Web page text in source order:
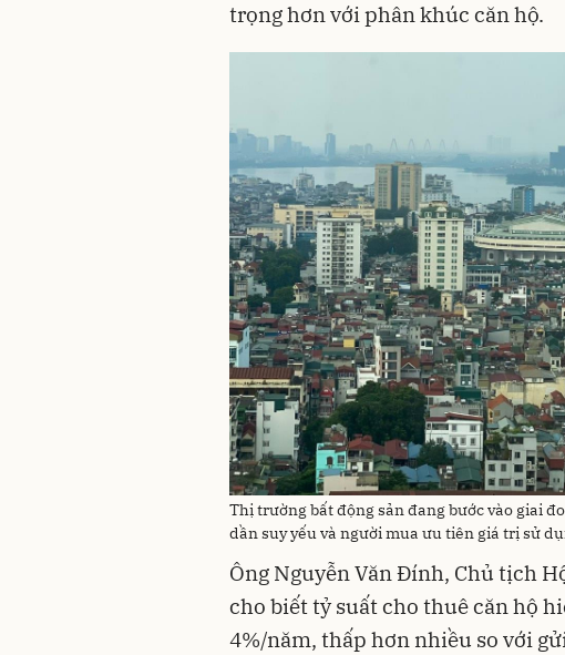
trọng hơn với phân khúc căn hộ.
Thị trường bất động sản đang bước vào giai
dần suy yếu và người mua ưu tiên giá trị sử
Ông Nguyễn Văn Đính, Chủ tịch
cho biết tỷ suất cho thuê căn hộ
4%/năm, thấp hơn nhiều so với